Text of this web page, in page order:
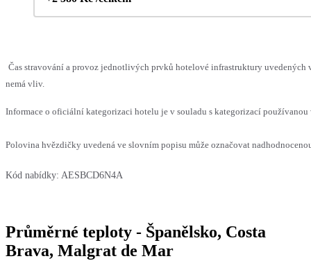
Čas stravování a provoz jednotlivých prvků hotelové infrastruktury uvedených
nemá vliv.
Informace o oficiální kategorizaci hotelu je v souladu s kategorizací
Polovina hvězdičky uvedená ve slovním popisu může označovat
Kód nabídky: AESBCD6N4A
Průměrné teploty - Španělsko, Costa
Brava, Malgrat de Mar